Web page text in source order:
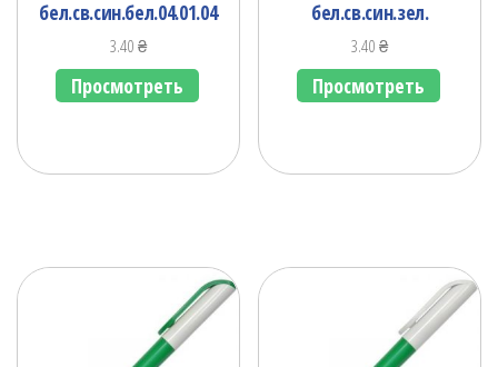
бел.св.син.бел.04.01.04
3.40₴
Просмотреть
бел.св.син.зел.
3.40₴
Просмотреть